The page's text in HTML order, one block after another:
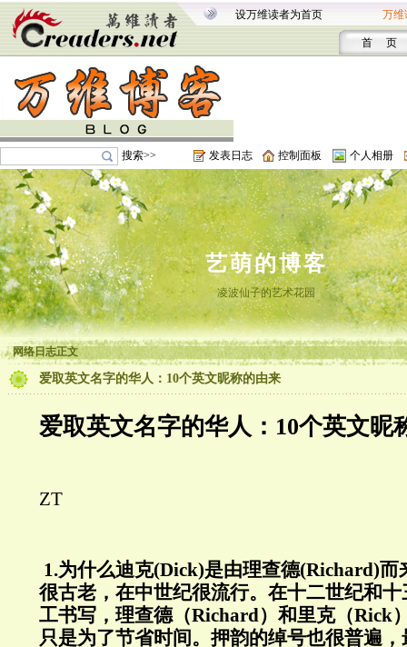
设万维读者为首页 万维
首 页
搜索>> 发表日志 控制面板 个人相册
艺萌的博客
凌波仙子的艺术花园
网络日志正文
爱取英文名字的华人：10个英文昵称的由来
爱取英文名字的华人：10个英文昵
ZT
1.为什么迪克(Dick)是由理查德(Richard)而
很古老，在中世纪很流行。在十二世纪和
工书写，理查德（Richard）和里克（Rick
只是为了节省时间。押韵的绰号也很普遍